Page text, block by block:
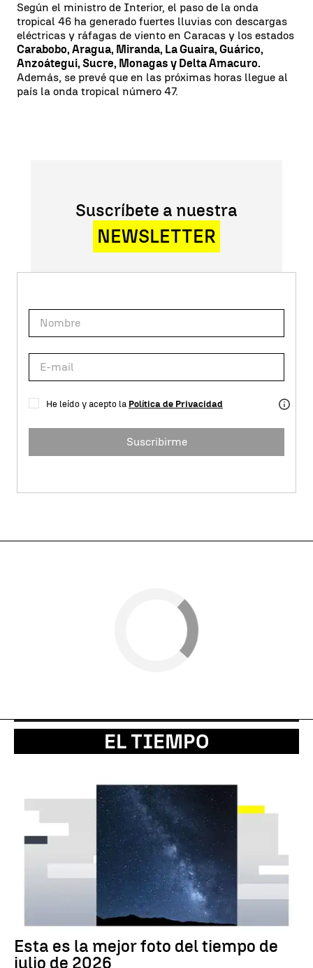
Según el ministro de Interior, el paso de la onda
tropical 46 ha generado fuertes lluvias con descargas
eléctricas y ráfagas de viento en Caracas y los estados
Carabobo, Aragua, Miranda, La Guaira, Guárico,
Anzoátegui, Sucre, Monagas y Delta Amacuro.
Además, se prevé que en las próximas horas llegue al
país la onda tropical número 47.
Suscríbete a nuestra
NEWSLETTER
He leído y acepto la Política de Privacidad
Suscribirme
EL TIEMPO
Esta es la mejor foto del tiempo de
julio de 2026